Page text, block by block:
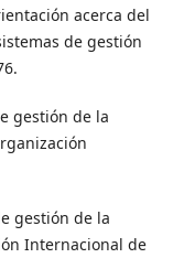
acerca del
de gestión
gestión de la
gestión de la
Internacional de